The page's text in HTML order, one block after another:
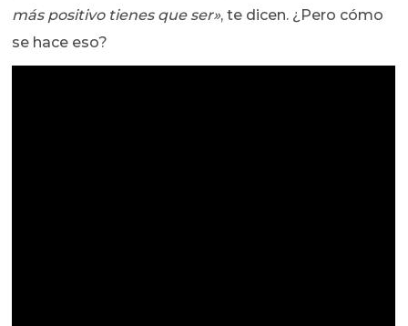
más positivo tienes que ser», te dicen. ¿Pero cómo
se hace eso?